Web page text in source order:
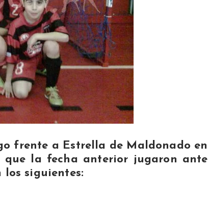
frente a Estrella de Maldonado en
que la fecha anterior jugaron ante
los siguientes: